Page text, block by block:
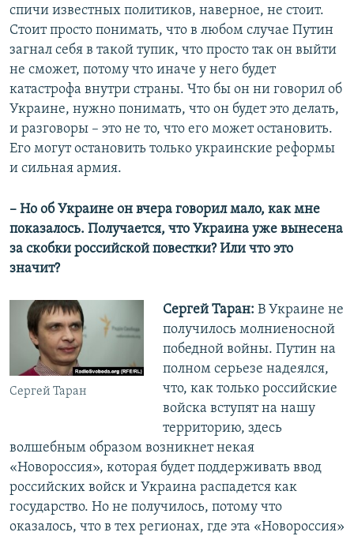
спичи известных политиков, наверное, не стоит.
Стоит просто понимать, что в любом случае Путин
загнал себя в такой тупик, что просто так он выйти
не сможет, потому что иначе у него будет
катастрофа внутри страны. Что бы он ни говорил об
Украине, нужно понимать, что он будет это делать,
и разговоры – это не то, что его может остановить.
Его могут остановить только украинские реформы
и сильная армия.
– Но об Украине он вчера говорил мало, как мне
показалось. Получается, что Украина уже вынесена
за скобки российской повестки? Или что это
значит?
Сергей Таран
Сергей Таран: В Украине не
получилось молниеносной
победной войны. Путин на
полном серьезе надеялся,
что, как только российские
войска вступят на нашу
территорию, здесь
волшебным образом возникнет некая
«Новороссия», которая будет поддерживать ввод
российских войск и Украина распадется как
государство. Но не получилось, потому что
оказалось, что в тех регионах, где эта «Новороссия»